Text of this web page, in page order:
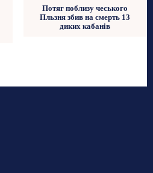
Потяг поблизу чеського
Пльзня збив на смерть 13
диких кабанів